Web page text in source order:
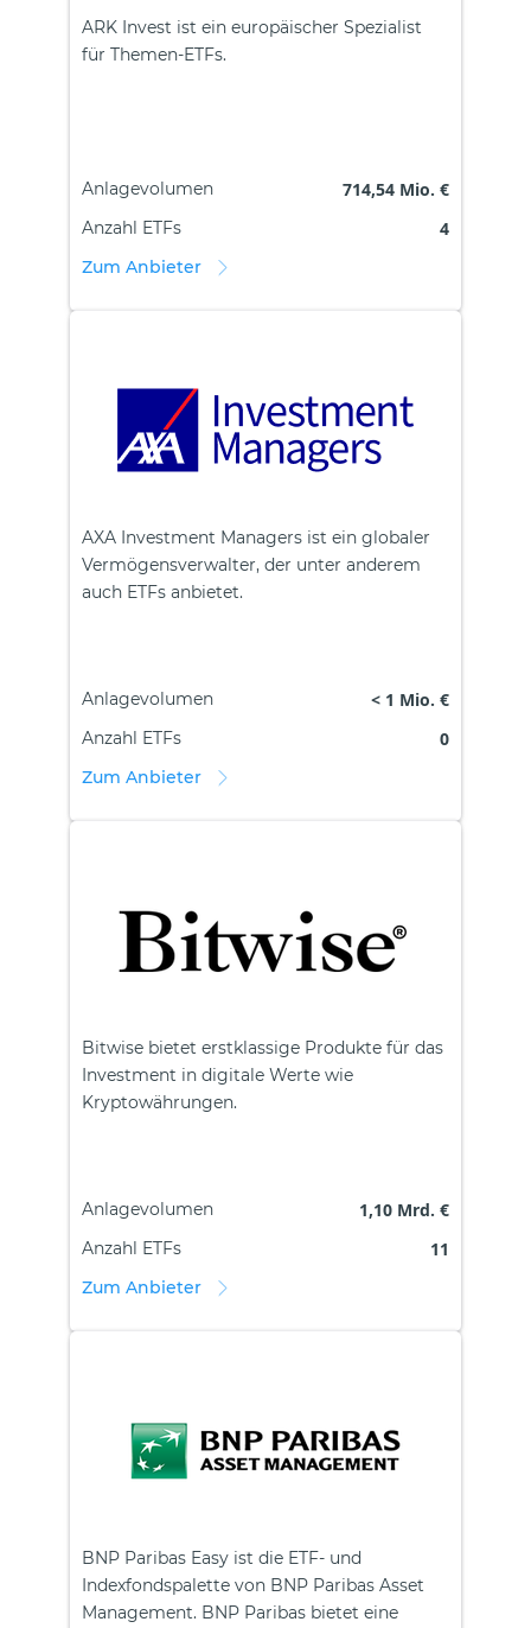
ARK Invest ist ein europäischer Spezialist
für Themen-ETFs.
Anlagevolumen 714,54 Mio. €
Anzahl ETFs 4
Zum Anbieter
AXA Investment Managers ist ein globaler
Vermögensverwalter, der unter anderem
auch ETFs anbietet.
Anlagevolumen < 1 Mio. €
Anzahl ETFs 0
Zum Anbieter
Bitwise bietet erstklassige Produkte für das
Investment in digitale Werte wie
Kryptowährungen.
Anlagevolumen 1,10 Mrd. €
Anzahl ETFs 11
Zum Anbieter
BNP Paribas Easy ist die ETF- und
Indexfondspalette von BNP Paribas Asset
Management. BNP Paribas bietet eine